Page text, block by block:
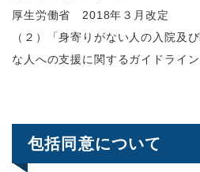
厚生労働省 2018年３月改定
（２）「身寄りがない人の入院及
な人への支援に関するガイドライ
包括同意について